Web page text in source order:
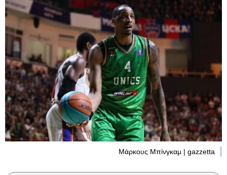
Μάρκους Μπίνγκαμ | gazzetta